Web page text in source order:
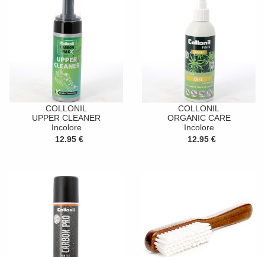
COLLONIL
UPPER CLEANER
Incolore
12.95 €
COLLONIL
ORGANIC CARE
Incolore
12.95 €